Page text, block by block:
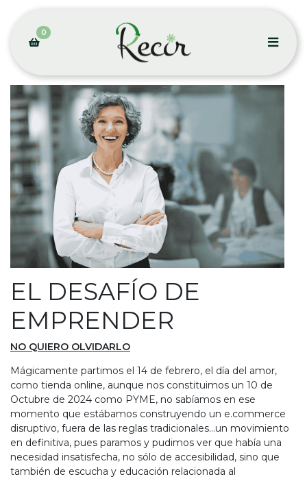
0
EL DESAFÍO DE
EMPRENDER
NO QUIERO OLVIDARLO
Mágicamente partimos el 14 de febrero, el día del amor,
como tienda online, aunque nos constituimos un 10 de
Octubre de 2024 como PYME, no sabíamos en ese
momento que estábamos construyendo un e.commerce
disruptivo, fuera de las reglas tradicionales...un movimiento
en definitiva, pues paramos y pudimos ver que había una
necesidad insatisfecha, no sólo de accesibilidad, sino que
también de escucha y educación relacionada al